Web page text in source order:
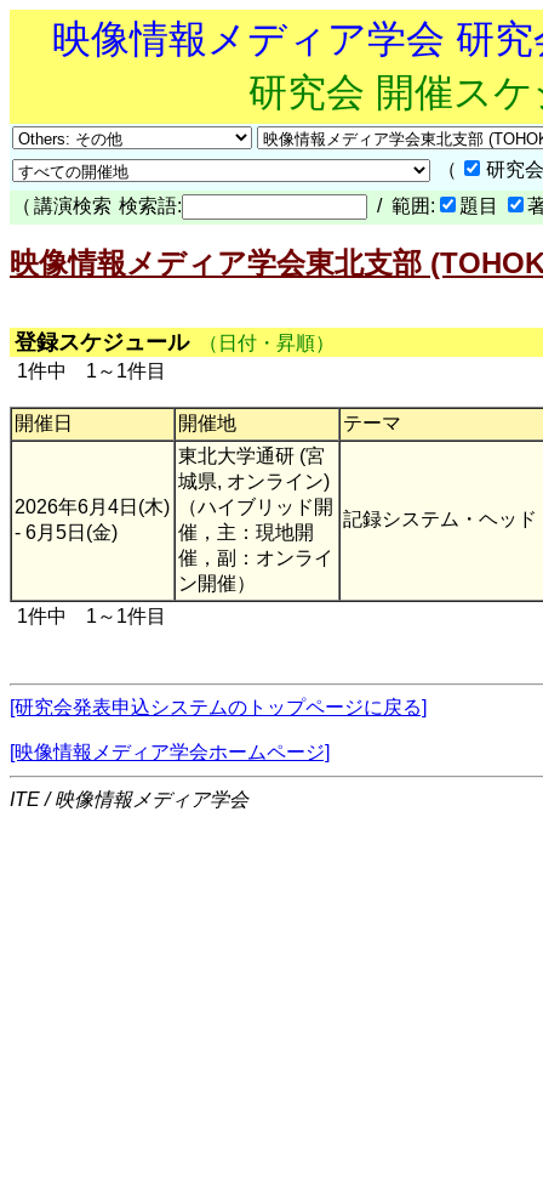
映像情報メディア学会 研
研究会 開催ス
（
研究
（ 講演検索 検索語: / 範囲: 題目
映像情報メディア学会東北支部
登録スケジュール
（日付・昇順）
1件中 1～1件目
開催日 開催地 テーマ
2026年6月4日(木)
- 6月5日(金)
東北大学通研 (宮
城県, オンライン)
（ハイブリッド開
催，主：現地開
催，副：オンライ
ン開催）
記録システム・ヘッド
1件中 1～1件目
[研究会発表申込システムのトップページに戻る]
[映像情報メディア学会ホームページ]
ITE / 映像情報メディア学会